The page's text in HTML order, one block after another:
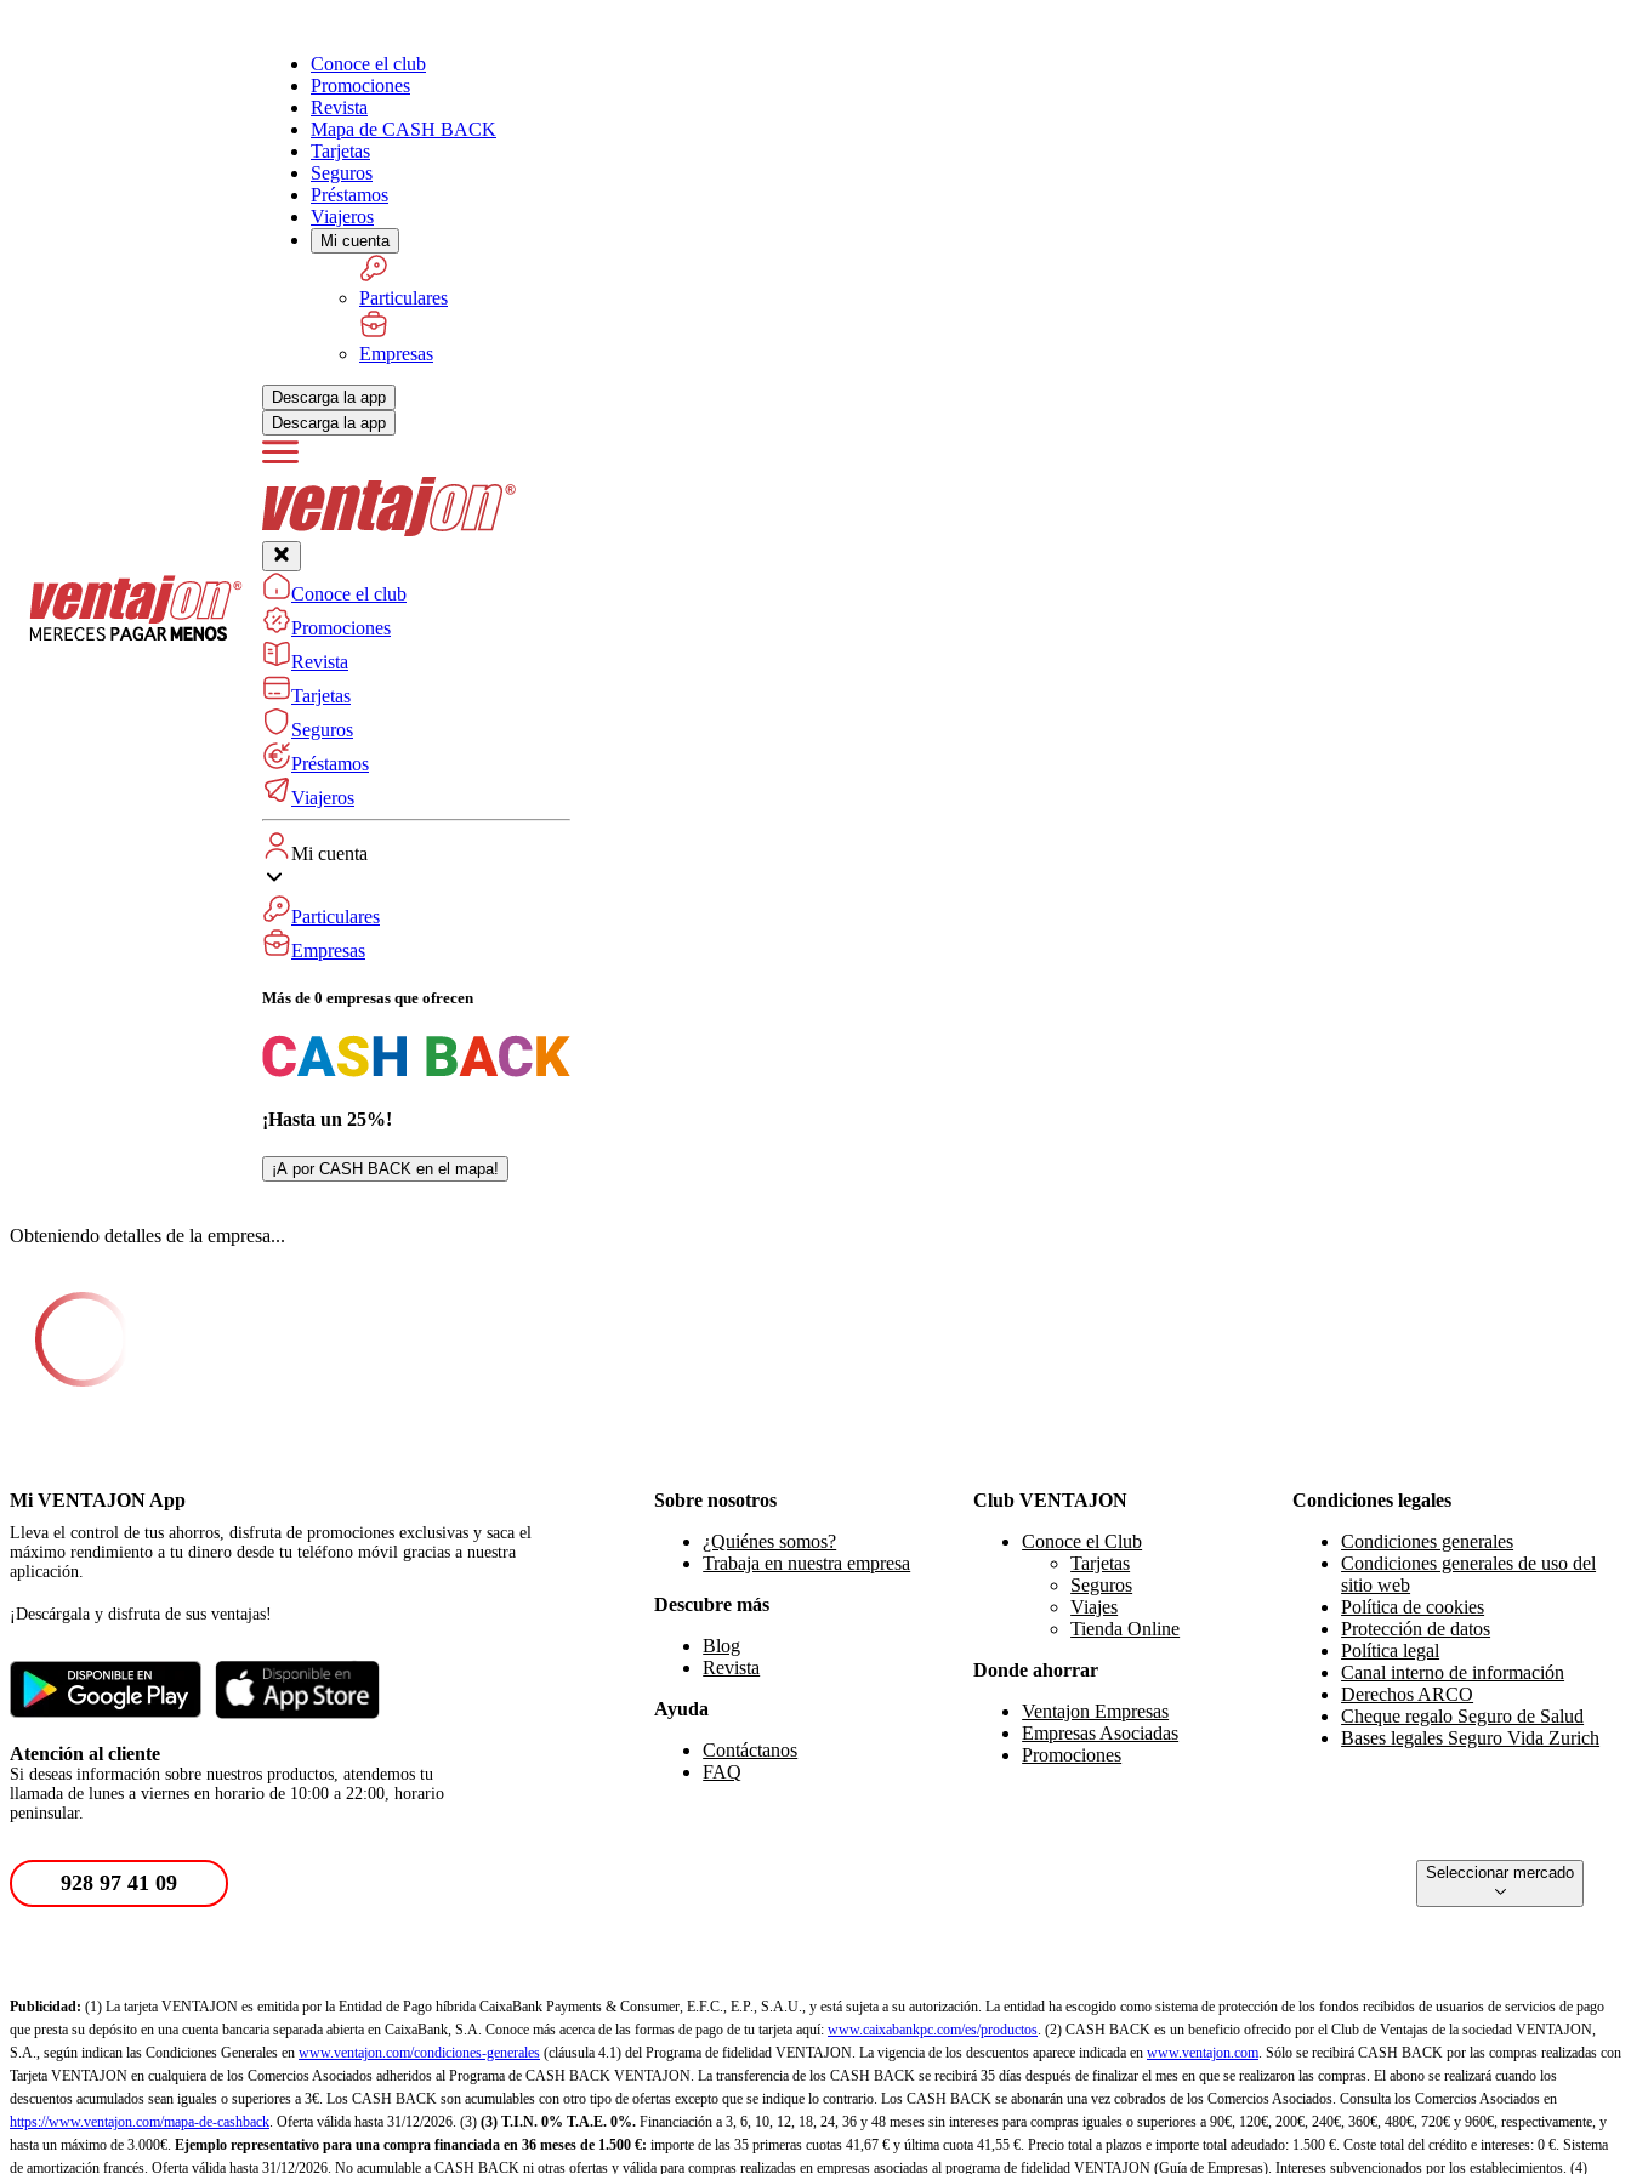
Conoce el club
Promociones
Revista
Mapa de CASH BACK
Tarjetas
Seguros
Préstamos
Viajeros
Mi cuenta
Particulares
Empresas
Descarga la app
Descarga la app
Conoce el club
Promociones
Revista
Tarjetas
Seguros
Préstamos
Viajeros
Mi cuenta
Particulares
Empresas
Más de 0 empresas que ofrecen
¡Hasta un 25%!
¡A por CASH BACK en el mapa!
Obteniendo detalles de la empresa...
Mi VENTAJON App
Lleva el control de tus ahorros, disfruta de promociones exclusivas y saca el
máximo rendimiento a tu dinero desde tu teléfono móvil gracias a nuestra
aplicación.
¡Descárgala y disfruta de sus ventajas!
Atención al cliente
Si deseas información sobre nuestros productos, atendemos tu
llamada de lunes a viernes en horario de 10:00 a 22:00, horario
peninsular.
Sobre nosotros
¿Quiénes somos?
Trabaja en nuestra empresa
Descubre más
Blog
Revista
Ayuda
Contáctanos
FAQ
Club VENTAJON
Conoce el Club
Tarjetas
Seguros
Viajes
Tienda Online
Donde ahorrar
Ventajon Empresas
Empresas Asociadas
Promociones
Condiciones legales
Condiciones generales
Condiciones generales de uso del
sitio web
Política de cookies
Protección de datos
Política legal
Canal interno de información
Derechos ARCO
Cheque regalo Seguro de Salud
Bases legales Seguro Vida Zurich
928 97 41 09 Seleccionar mercado
Publicidad: (1) La tarjeta VENTAJON es emitida por la Entidad de Pago híbrida CaixaBank Payments & Consumer, E.F.C., E.P., S.A.U., y está sujeta a su autorización. La entidad ha escogido como sistema de protección de los fondos recibidos de usuarios de servicios de pago
que presta su depósito en una cuenta bancaria separada abierta en CaixaBank, S.A. Conoce más acerca de las formas de pago de tu tarjeta aquí: www.caixabankpc.com/es/productos. (2) CASH BACK es un beneficio ofrecido por el Club de Ventajas de la sociedad VENTAJON,
S.A., según indican las Condiciones Generales en www.ventajon.com/condiciones-generales (cláusula 4.1) del Programa de fidelidad VENTAJON. La vigencia de los descuentos aparece indicada en www.ventajon.com. Sólo se recibirá CASH BACK por las compras realizadas con
Tarjeta VENTAJON en cualquiera de los Comercios Asociados adheridos al Programa de CASH BACK VENTAJON. La transferencia de los CASH BACK se recibirá 35 días después de finalizar el mes en que se realizaron las compras. El abono se realizará cuando los
descuentos acumulados sean iguales o superiores a 3€. Los CASH BACK son acumulables con otro tipo de ofertas excepto que se indique lo contrario. Los CASH BACK se abonarán una vez cobrados de los Comercios Asociados. Consulta los Comercios Asociados en
https://www.ventajon.com/mapa-de-cashback. Oferta válida hasta 31/12/2026. (3) (3) T.I.N. 0% T.A.E. 0%. Financiación a 3, 6, 10, 12, 18, 24, 36 y 48 meses sin intereses para compras iguales o superiores a 90€, 120€, 200€, 240€, 360€, 480€, 720€ y 960€, respectivamente, y
hasta un máximo de 3.000€. Ejemplo representativo para una compra financiada en 36 meses de 1.500 €: importe de las 35 primeras cuotas 41,67 € y última cuota 41,55 €. Precio total a plazos e importe total adeudado: 1.500 €. Coste total del crédito e intereses: 0 €. Sistema
de amortización francés. Oferta válida hasta 31/12/2026. No acumulable a CASH BACK ni otras ofertas y válida para compras realizadas en empresas asociadas al programa de fidelidad VENTAJON (Guía de Empresas). Intereses subvencionados por los establecimientos. (4)